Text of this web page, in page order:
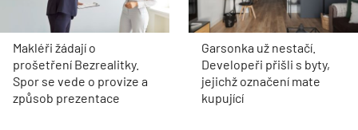
Makléři žádají o
prošetření Bezrealitky.
Spor se vede o provize a
způsob prezentace
Garsonka už nestačí.
Developeři přišli s byty,
jejichž označení mate
kupující